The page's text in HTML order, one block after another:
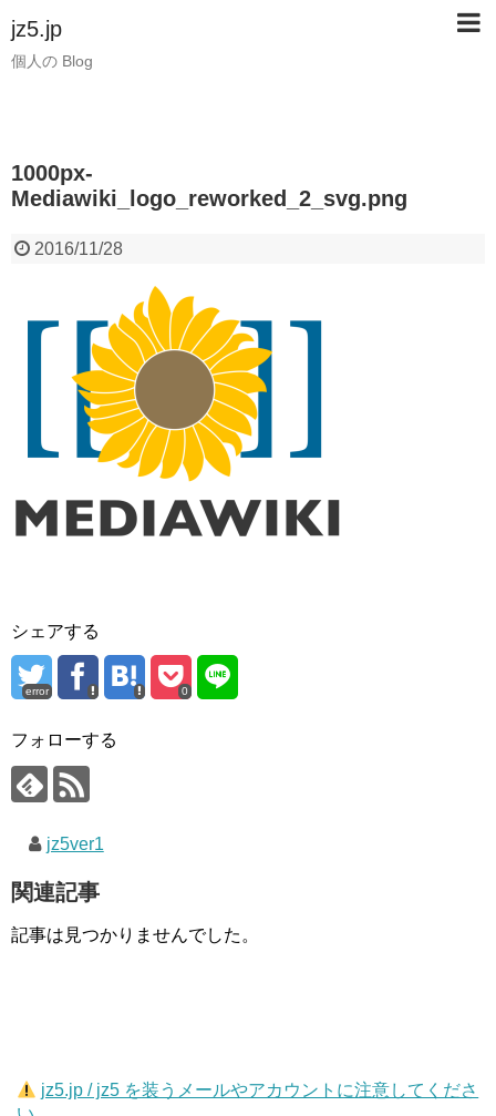
jz5.jp
個人の Blog
1000px-
Mediawiki_logo_reworked_2_svg.png
2016/11/28
シェアする
error 0
フォローする
jz5ver1
関連記事
記事は見つかりませんでした。
jz5.jp / jz5 を装うメールやアカウントに注意してくださ